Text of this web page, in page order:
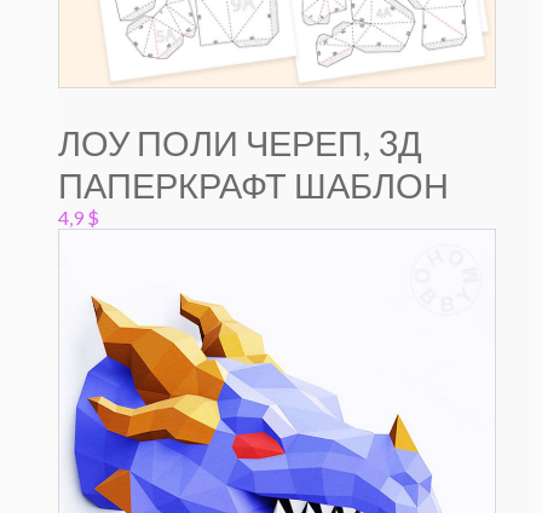
ЛОУ ПОЛИ ЧЕРЕП, 3Д
ПАПЕРКРАФТ ШАБЛОН
4,9 $